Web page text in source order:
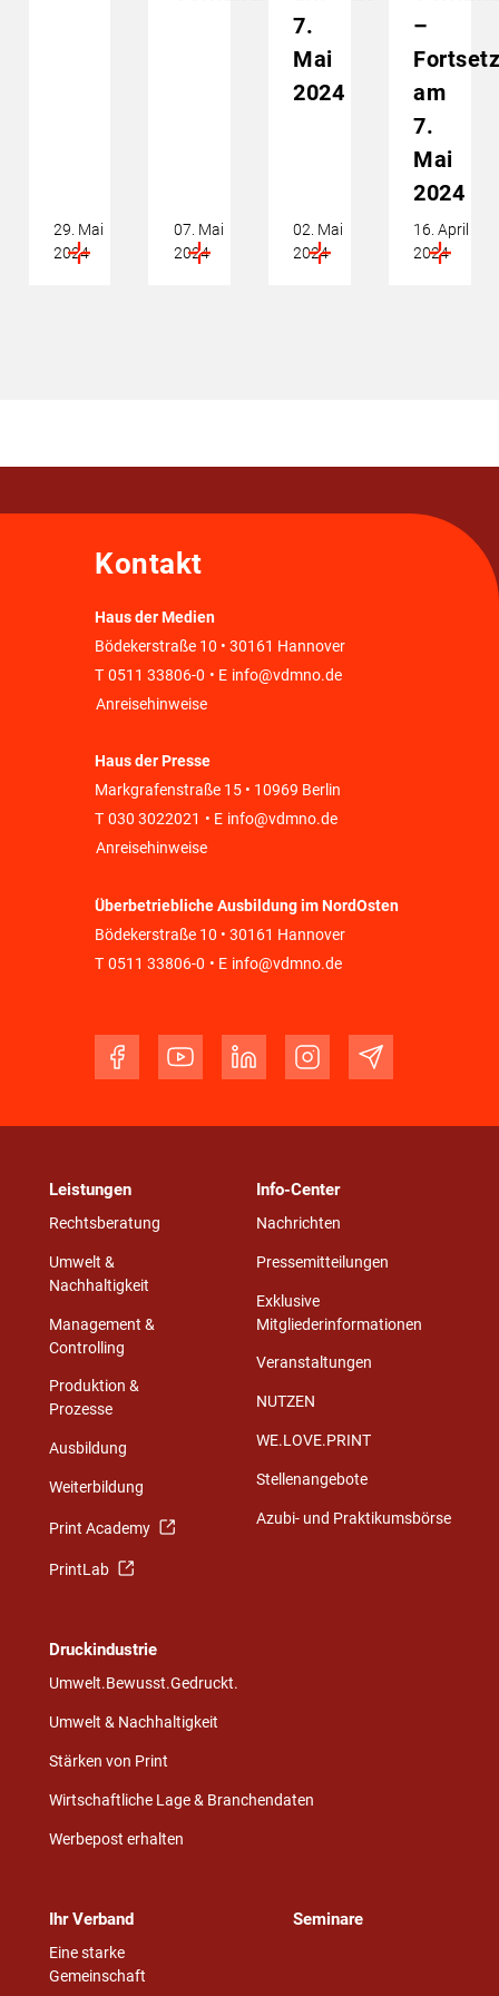
29. Mai
2024
07. Mai
2024
7.
Mai
2024
02. Mai
2024
–
am
7.
Mai
2024
16. April
2024
Kontakt
Haus der Medien
Bödekerstraße 10 • 30161 Hannover
T 0511 33806-0 • E info@vdmno.de
Anreisehinweise
Haus der Presse
Markgrafenstraße 15 • 10969 Berlin
T 030 3022021 • E info@vdmno.de
Anreisehinweise
Überbetriebliche Ausbildung im NordOsten
Bödekerstraße 10 • 30161 Hannover
T 0511 33806-0 • E info@vdmno.de
Leistungen
Rechtsberatung
Umwelt &
Nachhaltigkeit
Management &
Controlling
Produktion &
Prozesse
Ausbildung
Weiterbildung
Print Academy
PrintLab
Info-Center
Nachrichten
Pressemitteilungen
Exklusive
Mitgliederinformationen
Veranstaltungen
NUTZEN
WE.LOVE.PRINT
Stellenangebote
Azubi- und Praktikumsbörse
Druckindustrie
Umwelt.Bewusst.Gedruckt.
Umwelt & Nachhaltigkeit
Stärken von Print
Wirtschaftliche Lage & Branchendaten
Werbepost erhalten
Ihr Verband
Eine starke
Gemeinschaft
Seminare